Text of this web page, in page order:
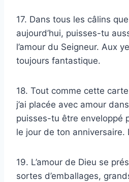
17. Dans tous les câlins
aujourd’hui, puisses-tu
l’amour du Seigneur. Aux
toujours fantastique.
18. Tout comme cette
j’ai placée avec amour
puisses-tu être enveloppé
le jour de ton anniversaire.
19. L’amour de Dieu se
sortes d’emballages,